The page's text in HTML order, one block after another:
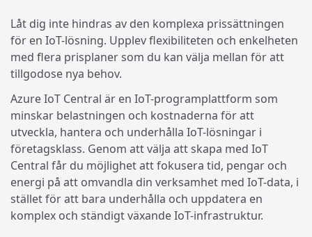
Låt dig inte hindras av den komplexa prissättningen
för en IoT-lösning. Upplev flexibiliteten och enkelheten
med flera prisplaner som du kan välja mellan för att
tillgodose nya behov.
Azure IoT Central är en IoT-programplattform som
minskar belastningen och kostnaderna för att
utveckla, hantera och underhålla IoT-lösningar i
företagsklass. Genom att välja att skapa med IoT
Central får du möjlighet att fokusera tid, pengar och
energi på att omvandla din verksamhet med IoT-data, i
stället för att bara underhålla och uppdatera en
komplex och ständigt växande IoT-infrastruktur.